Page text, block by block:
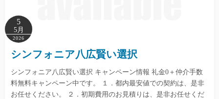
5
5月
2026
シンフォニア八広賢い選択
シンフォニア八広賢い選択 キャンペーン情報 礼金0＋仲介手数
料無料キャンペーン中です。 １．都内最安値での契約は、是非
お任せください。 ２．初期費用のお見積りは、是非お任せくだ